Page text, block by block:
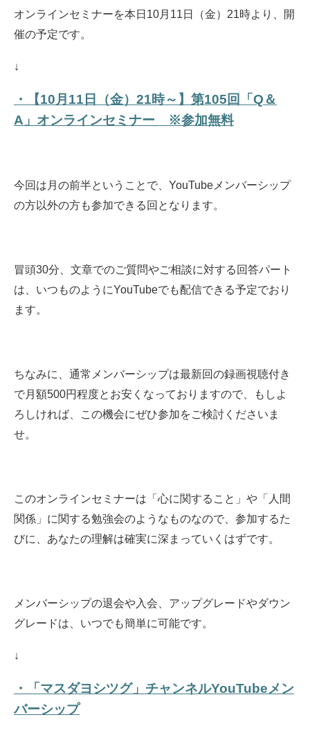
オンラインセミナーを本日10月11日（金）21時より、開
催の予定です。
↓
・【10月11日（金）21時～】第105回「Q＆
A」オンラインセミナー ※参加無料
今回は月の前半ということで、YouTubeメンバーシップ
の方以外の方も参加できる回となります。
冒頭30分、文章でのご質問やご相談に対する回答パート
は、いつものようにYouTubeでも配信できる予定でおり
ます。
ちなみに、通常メンバーシップは最新回の録画視聴付き
で月額500円程度とお安くなっておりますので、もしよ
ろしければ、この機会にぜひ参加をご検討くださいま
せ。
このオンラインセミナーは「心に関すること」や「人間
関係」に関する勉強会のようなものなので、参加するた
びに、あなたの理解は確実に深まっていくはずです。
メンバーシップの退会や入会、アップグレードやダウン
グレードは、いつでも簡単に可能です。
↓
・「マスダヨシツグ」チャンネルYouTubeメン
バーシップ